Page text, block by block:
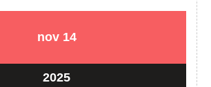
nov14
2025
1414
202514